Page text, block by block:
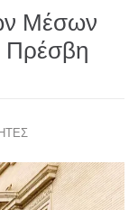
Μέσων
Πρέσβη